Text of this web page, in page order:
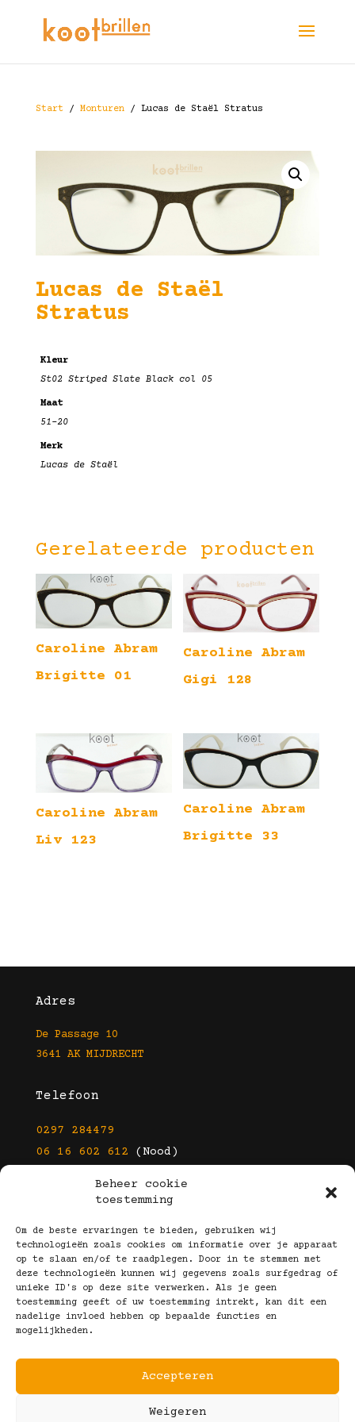
Beheer cookie
toestemming
Om de beste ervaringen te bieden, gebruiken wij
technologieën zoals cookies om informatie over je apparaat
op te slaan en/of te raadplegen. Door in te stemmen met
deze technologieën kunnen wij gegevens zoals surfgedrag of
unieke ID's op deze site verwerken. Als je geen
toestemming geeft of uw toestemming intrekt, kan dit een
nadelige invloed hebben op bepaalde functies en
mogelijkheden.
Accepteren
Weigeren
Start/ Monturen/ Lucas de Staël Stratus
Lucas de Staël
Stratus
Kleur
St02 Striped Slate Black col 05
Maat
51-20
Merk
Lucas de Staël
Gerelateerde producten
Caroline Abram
Brigitte 01
Caroline Abram
Gigi 128
Caroline Abram
Liv 123
Caroline Abram
Brigitte 33
Adres
De Passage 10
3641 AK MIJDRECHT
Telefoon
0297 284479
06 16 602 612 (Nood)
info@kootbrillen.nl
Volg Ons!
Copyright © 2025 Koot Brillen
Algemene Voorwaarden